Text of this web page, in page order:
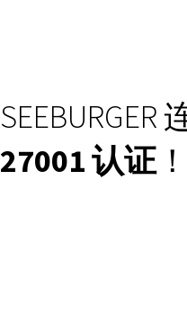
SEEBURGER
27001 认证！